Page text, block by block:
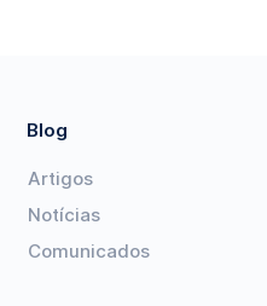
Blog
Artigos
Notícias
Comunicados